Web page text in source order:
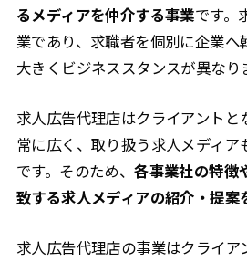
るメディアを仲介する事業です。
業であり、求職者を個別に企業
大きくビジネススタンスが異なり
求人広告代理店はクライアント
常に広く、取り扱う求人メディ
です。そのため、各事業社の特徴
致する求人メディアの紹介・提案
求人広告代理店の事業はクライア